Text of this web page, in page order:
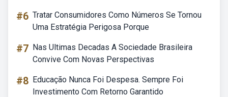
#6 Tratar Consumidores Como Números Se Tornou
Uma Estratégia Perigosa Porque
#7 Nas Ultimas Decadas A Sociedade Brasileira
Convive Com Novas Perspectivas
#8 Educação Nunca Foi Despesa. Sempre Foi
Investimento Com Retorno Garantido